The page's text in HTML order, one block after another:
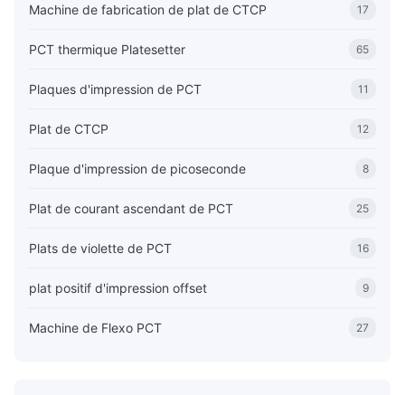
Machine de fabrication de plat de CTCP 17
PCT thermique Platesetter 65
Plaques d'impression de PCT 11
Plat de CTCP 12
Plaque d'impression de picoseconde 8
Plat de courant ascendant de PCT 25
Plats de violette de PCT 16
plat positif d'impression offset 9
Machine de Flexo PCT 27